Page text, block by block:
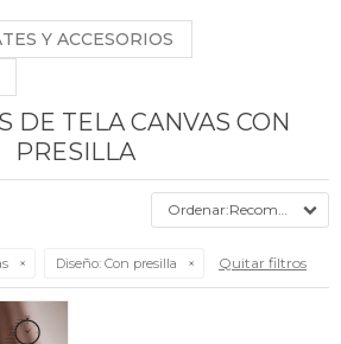
Y ACCESORIOS
DE TELA CANVAS CON
PRESILLA
Recomendados
Diseño: Con presilla Quitar filtros